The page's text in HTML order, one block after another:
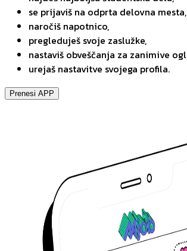
se prijaviš na odprta delovna mesta,
naročiš napotnico,
pregleduješ svoje zaslužke,
nastaviš obveščanja za zanimive
urejaš nastavitve svojega profila.
Prenesi APP